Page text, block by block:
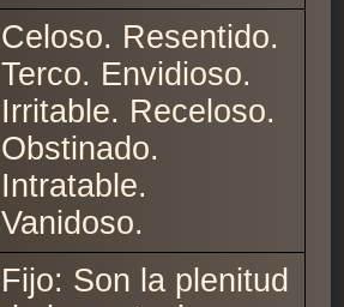
Celoso. Resentido.
Terco. Envidioso.
Irritable. Receloso.
Obstinado.
Intratable.
Vanidoso.
Fijo: Son la plenitud